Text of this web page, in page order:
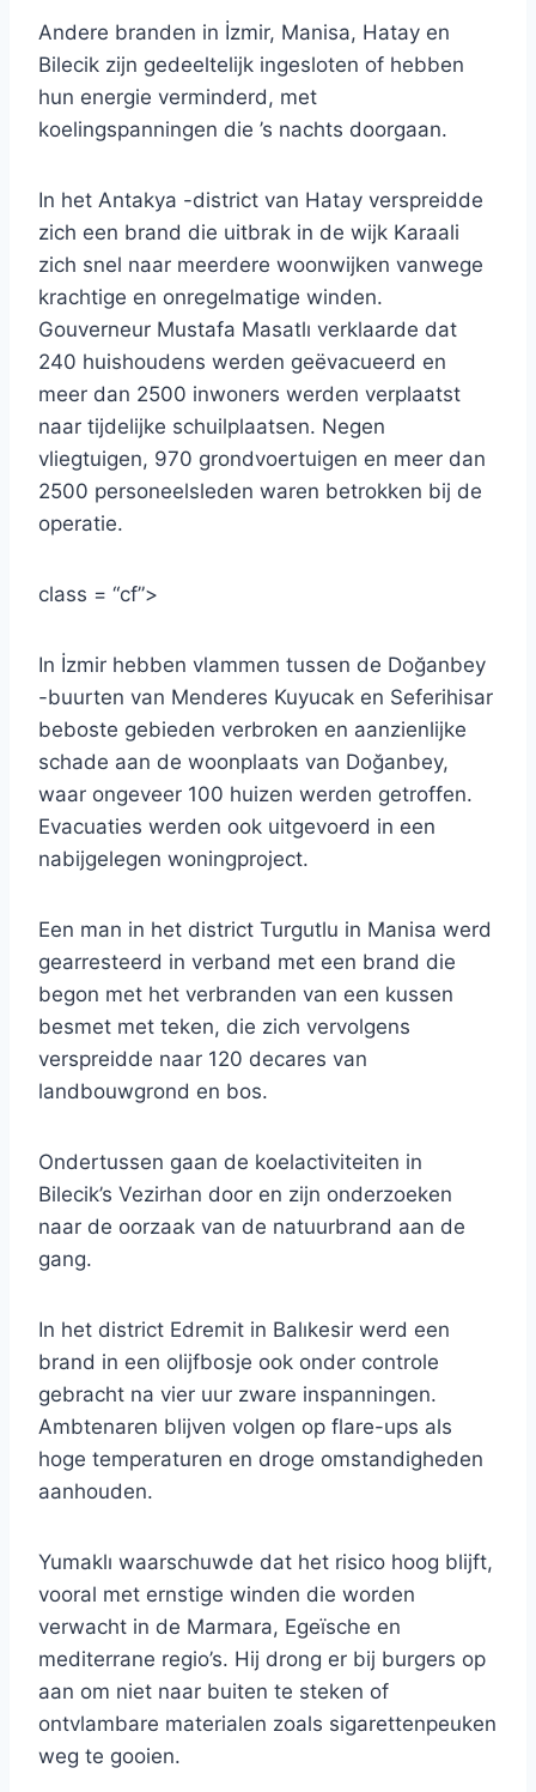
Andere branden in İzmir, Manisa, Hatay en
Bilecik zijn gedeeltelijk ingesloten of hebben
hun energie verminderd, met
koelingspanningen die ’s nachts doorgaan.
In het Antakya -district van Hatay verspreidde
zich een brand die uitbrak in de wijk Karaali
zich snel naar meerdere woonwijken vanwege
krachtige en onregelmatige winden.
Gouverneur Mustafa Masatlı verklaarde dat
240 huishoudens werden geëvacueerd en
meer dan 2500 inwoners werden verplaatst
naar tijdelijke schuilplaatsen. Negen
vliegtuigen, 970 grondvoertuigen en meer dan
2500 personeelsleden waren betrokken bij de
operatie.
class = “cf”>
In İzmir hebben vlammen tussen de Doğanbey
-buurten van Menderes Kuyucak en Seferihisar
beboste gebieden verbroken en aanzienlijke
schade aan de woonplaats van Doğanbey,
waar ongeveer 100 huizen werden getroffen.
Evacuaties werden ook uitgevoerd in een
nabijgelegen woningproject.
Een man in het district Turgutlu in Manisa werd
gearresteerd in verband met een brand die
begon met het verbranden van een kussen
besmet met teken, die zich vervolgens
verspreidde naar 120 decares van
landbouwgrond en bos.
Ondertussen gaan de koelactiviteiten in
Bilecik’s Vezirhan door en zijn onderzoeken
naar de oorzaak van de natuurbrand aan de
gang.
In het district Edremit in Balıkesir werd een
brand in een olijfbosje ook onder controle
gebracht na vier uur zware inspanningen.
Ambtenaren blijven volgen op flare-ups als
hoge temperaturen en droge omstandigheden
aanhouden.
Yumaklı waarschuwde dat het risico hoog blijft,
vooral met ernstige winden die worden
verwacht in de Marmara, Egeïsche en
mediterrane regio’s. Hij drong er bij burgers op
aan om niet naar buiten te steken of
ontvlambare materialen zoals sigarettenpeuken
weg te gooien.